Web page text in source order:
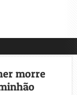
morre